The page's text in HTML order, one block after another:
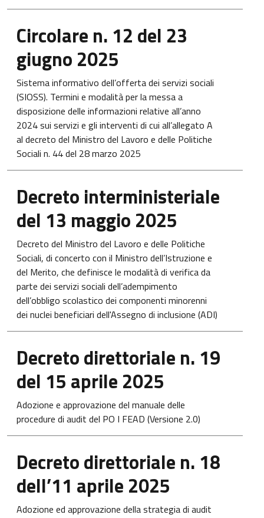
Circolare n. 12 del 23
giugno 2025
Sistema informativo dell’offerta dei servizi sociali
(SIOSS). Termini e modalità per la messa a
disposizione delle informazioni relative all’anno
2024 sui servizi e gli interventi di cui all’allegato A
al decreto del Ministro del Lavoro e delle Politiche
Sociali n. 44 del 28 marzo 2025
Decreto interministeriale
del 13 maggio 2025
Decreto del Ministro del Lavoro e delle Politiche
Sociali, di concerto con il Ministro dell’Istruzione e
del Merito, che definisce le modalità di verifica da
parte dei servizi sociali dell’adempimento
dell’obbligo scolastico dei componenti minorenni
dei nuclei beneficiari dell'Assegno di inclusione (ADI)
Decreto direttoriale n. 19
del 15 aprile 2025
Adozione e approvazione del manuale delle
procedure di audit del PO I FEAD (Versione 2.0)
Decreto direttoriale n. 18
dell’11 aprile 2025
Adozione ed approvazione della strategia di audit